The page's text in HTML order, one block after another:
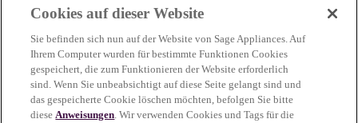
more information)
Cookies auf dieser Website
Sie befinden sich nun auf der Website von Sage Appliances. Auf
Ihrem Computer wurden für bestimmte Funktionen Cookies
gespeichert, die zum Funktionieren der Website erforderlich
sind. Wenn Sie unbeabsichtigt auf diese Seite gelangt sind und
das gespeicherte Cookie löschen möchten, befolgen Sie bitte
dieseAnweisungen. Wir verwenden Cookies und Tags für die